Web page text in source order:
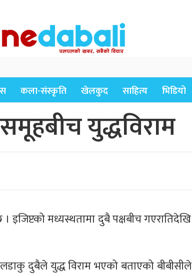
कला-संस्कृति खेलकुद साहित्य भिडियो
युद्धविराम
इजिप्टको मध्यस्थतामा दुबै पक्षबीच गएरातिदेखि
लडाकु दुबैले युद्ध विराम भएको बताएको बीबीसीले